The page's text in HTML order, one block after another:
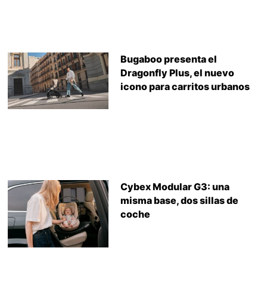
Bugaboo presenta el
Dragonfly Plus, el nuevo
icono para carritos urbanos
Cybex Modular G3: una
misma base, dos sillas de
coche